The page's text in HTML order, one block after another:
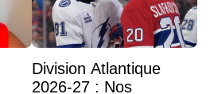
Division Atlantique
2026-27 : Nos